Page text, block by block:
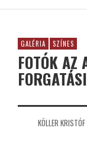
GALÉRIA SZÍNES
FOTÓK AZ
KÖLLER KRISTÓF